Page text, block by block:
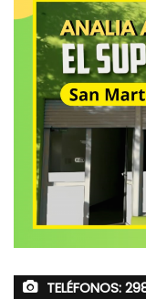
TELÉFONOS: